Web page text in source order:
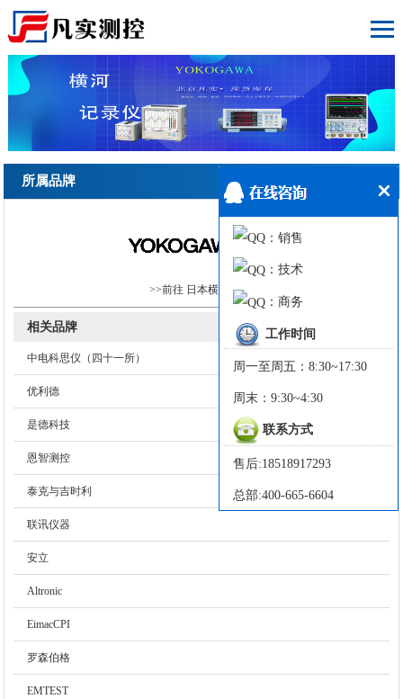
所属品牌
>>前往 日本横河 专区
相关品牌
中电科思仪（四十一所）
优利德
是德科技
恩智测控
泰克与吉时利
联讯仪器
安立
Altronic
EimacCPI
罗森伯格
EMTEST
：销售
：技术
：商务
工作时间
周一至周五：8:30~17:30
周末：9:30~4:30
联系方式
售后:18518917293
总部:400-665-6604